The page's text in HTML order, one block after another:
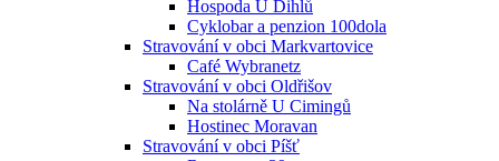
Hospoda U Dihlů
Cyklobar a penzion 100dola
Stravování v obci Markvartovice
Café Wybranetz
Stravování v obci Oldřišov
Na stolárně U Cimingů
Hostinec Moravan
Stravování v obci Píšť